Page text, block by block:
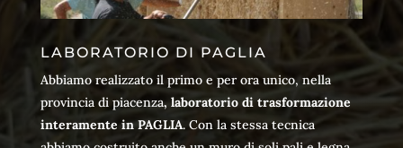
LABORATORIO DI PAGLIA
Abbiamo realizzato il primo e per ora unico, nella
provincia di piacenza, laboratorio di trasformazione
interamente in PAGLIA. Con la stessa tecnica